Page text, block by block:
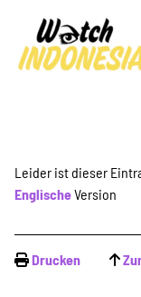
Leider ist dieser
EnglischeVersion
Drucken